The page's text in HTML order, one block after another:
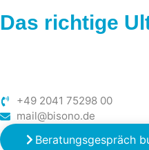
Das richtige
+49 2041 75298 00
mail@bisono.de
Beratungsgespräch